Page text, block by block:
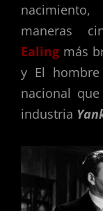
maneras
Ealing más
y El
nacional
industria